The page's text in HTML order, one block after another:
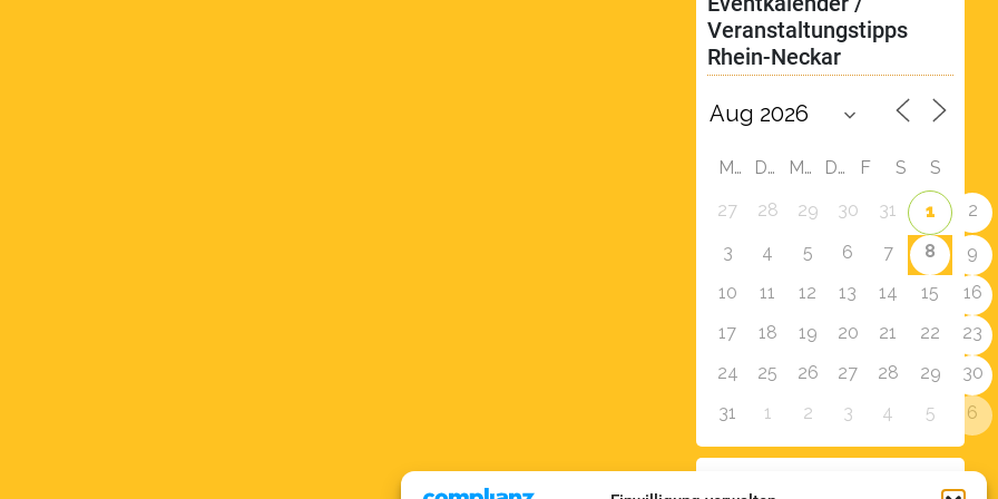
Veranstaltungstipps
Rhein-Neckar
M D M D F S
S
27
28 29 30 31 1
2
3
4 5 6 7 8
9
10
11 12 13 14 15
16
17
18 19 20 21 22
23
24
25 26 27 28 29
30
31
1 2 3 4 5 6